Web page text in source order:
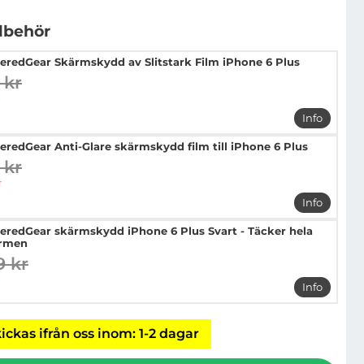
Skärmskydd av Slitstark Film iPhone 6 Plus
pris
kr
Info
mer info
Anti-Glare skärmskydd film till iPhone 6 Plus
pris
kr
Info
mer info
skärmskydd iPhone 6 Plus Svart - Täcker hela
pris
kr
Info
mer info
ifrån oss inom: 1-2 dagar